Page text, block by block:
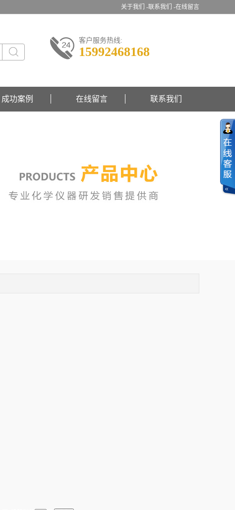
关于我们 -联系我们 -在线留言
客户服务热线:
15992468168
成功案例 在线留言 联系我们